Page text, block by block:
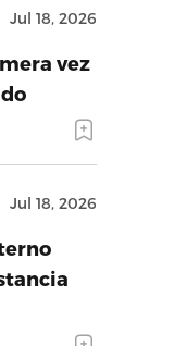
Jul 18, 2026
vez
Jul 18, 2026